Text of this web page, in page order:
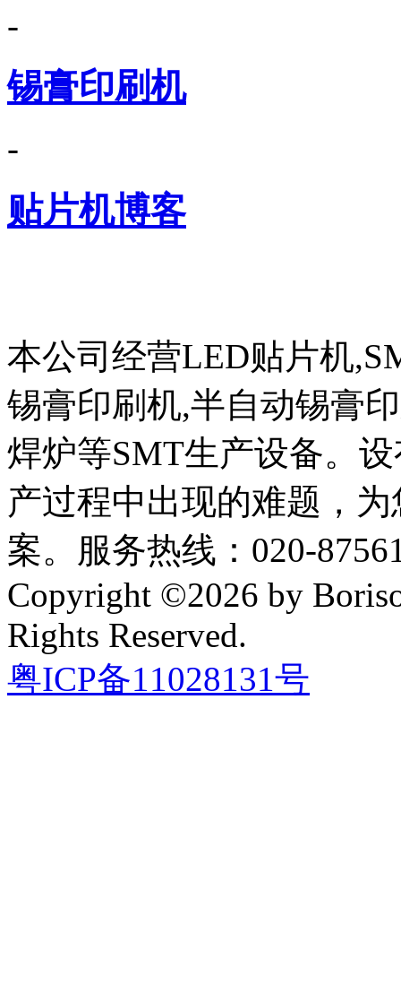
-
锡膏印刷机
-
贴片机博客
本公司经营LED贴片机
锡膏印刷机,半自动锡膏
焊炉等SMT生产设备。
产过程中出现的难题，
案。服务热线：020-
Copyright ©2026 by
Rights Reserved.
粤ICP备11028131号